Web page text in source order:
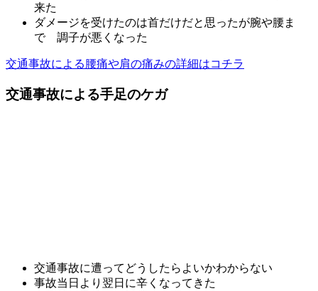
来た
ダメージを受けたのは首だけだと思ったが腕や腰ま
で 調子が悪くなった
交通事故による腰痛や肩の痛みの詳細はコチラ
交通事故による手足のケガ
交通事故に遭ってどうしたらよいかわからない
事故当日より翌日に辛くなってきた